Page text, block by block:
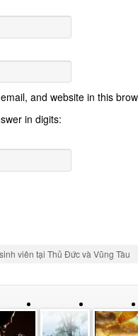
and website in this
in digits:
viên tại Thủ Đức và Vũng Tàu